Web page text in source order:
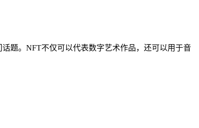
题。NFT不仅可以代表数字艺术作品，还可以用于音